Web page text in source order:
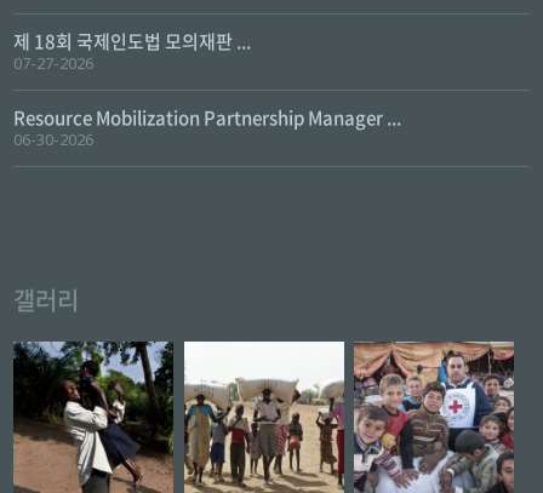
제 18회 국제인도법 모의재판 ...
07-27-2026
Resource Mobilization Partnership Manager ...
06-30-2026
갤러리